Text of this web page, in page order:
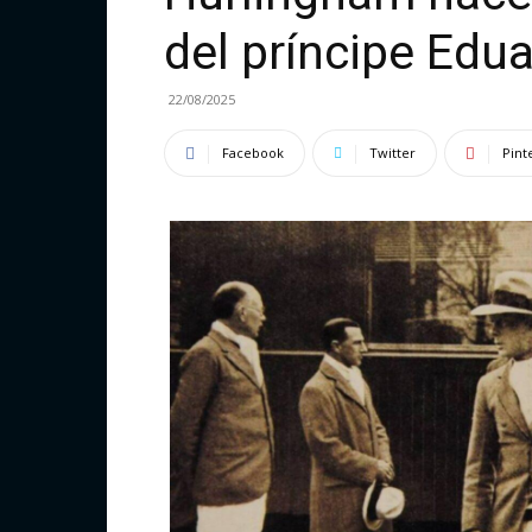
del príncipe
22/08/2025
Facebook Twitter